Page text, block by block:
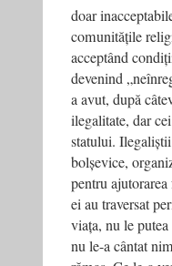
doar
comunitățile
acceptând
devenind
a avut, după
ilegalitate, dar
statului.
bolșevice,
pentru
ei au traversat
viața, nu le
nu le-a cântat